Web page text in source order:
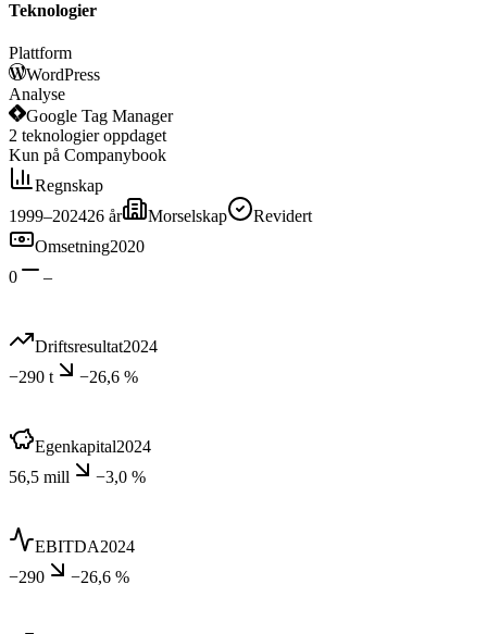
Teknologier
Plattform
WordPress
Analyse
Google Tag Manager
2 teknologier oppdaget
Kun på Companybook
Regnskap
1999–202426 år Morselskap
Revidert
Omsetning2020
0
–
Driftsresultat2024
−290 t
−26,6 %
Egenkapital2024
56,5 mill
−3,0 %
EBITDA2024
−290
−26,6 %